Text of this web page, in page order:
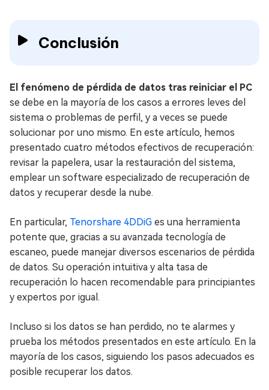
Conclusión
El fenómeno de pérdida de datos tras reiniciar el PC
se debe en la mayoría de los casos a errores leves del
sistema o problemas de perfil, y a veces se puede
solucionar por uno mismo. En este artículo, hemos
presentado cuatro métodos efectivos de recuperación:
revisar la papelera, usar la restauración del sistema,
emplear un software especializado de recuperación de
datos y recuperar desde la nube.
En particular, Tenorshare 4DDiG es una herramienta
potente que, gracias a su avanzada tecnología de
escaneo, puede manejar diversos escenarios de pérdida
de datos. Su operación intuitiva y alta tasa de
recuperación lo hacen recomendable para principiantes
y expertos por igual.
Incluso si los datos se han perdido, no te alarmes y
prueba los métodos presentados en este artículo. En la
mayoría de los casos, siguiendo los pasos adecuados es
posible recuperar los datos.